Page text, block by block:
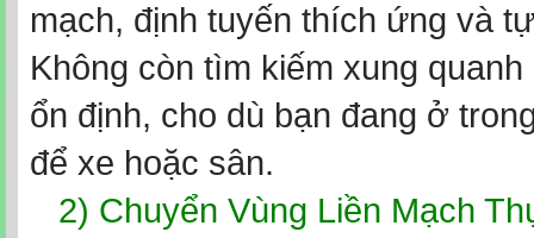
mạch, định tuyến thích ứng và
Không còn tìm kiếm xung
ổn định, cho dù bạn đang ở
để xe hoặc sân.
2) Chuyển Vùng Liền Mạch